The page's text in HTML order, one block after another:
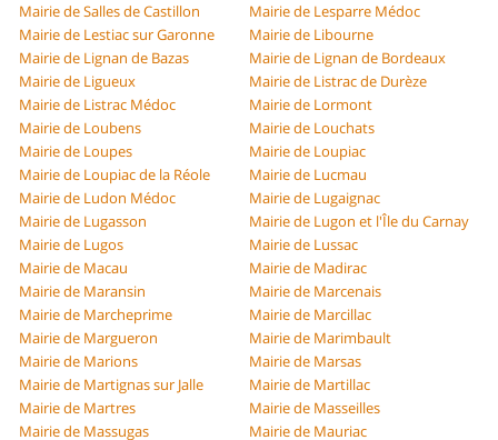
Mairie de Salles de Castillon
Mairie de Lesparre Médoc
Mairie de Lestiac sur Garonne
Mairie de Libourne
Mairie de Lignan de Bazas
Mairie de Lignan de Bordeaux
Mairie de Ligueux
Mairie de Listrac de Durèze
Mairie de Listrac Médoc
Mairie de Lormont
Mairie de Loubens
Mairie de Louchats
Mairie de Loupes
Mairie de Loupiac
Mairie de Loupiac de la Réole
Mairie de Lucmau
Mairie de Ludon Médoc
Mairie de Lugaignac
Mairie de Lugasson
Mairie de Lugon et l'Île du Carnay
Mairie de Lugos
Mairie de Lussac
Mairie de Macau
Mairie de Madirac
Mairie de Maransin
Mairie de Marcenais
Mairie de Marcheprime
Mairie de Marcillac
Mairie de Margueron
Mairie de Marimbault
Mairie de Marions
Mairie de Marsas
Mairie de Martignas sur Jalle
Mairie de Martillac
Mairie de Martres
Mairie de Masseilles
Mairie de Massugas
Mairie de Mauriac